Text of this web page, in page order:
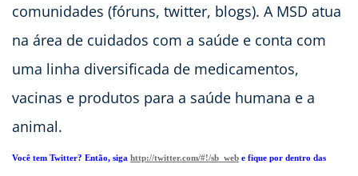
comunidades (fóruns, twitter, blogs). A MSD atua
na área de cuidados com a saúde e conta com
uma linha diversificada de medicamentos,
vacinas e produtos para a saúde humana e a
animal.
Você tem Twitter? Então, siga http://twitter.com/#!/sb_web e fique por dentro das